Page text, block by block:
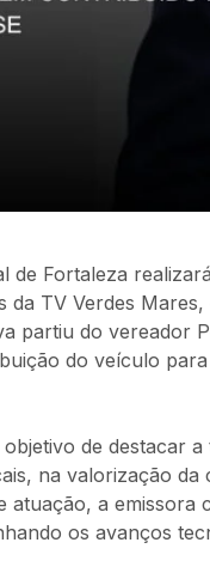
de Fortaleza
da TV Verdes
partiu do vereador
do veículo
de destacar
na valorização
atuação, a
os avanços